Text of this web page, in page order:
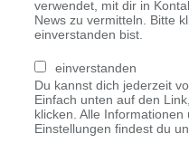
verwendet, mit dir in
News zu vermitteln. Bitte
einverstanden bist.
einverstanden
Du kannst dich jederzeit
Einfach unten auf den
klicken. Alle
Einstellungen findest du